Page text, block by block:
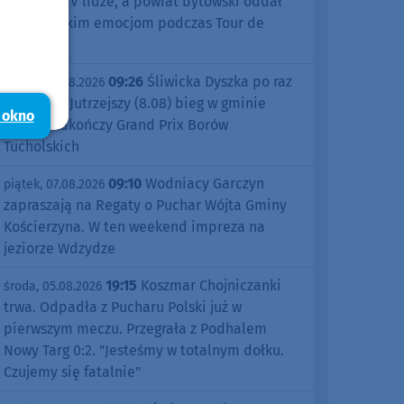
się kolarskim emocjom podczas Tour de
piątek, 07.08.2026 09:26 Śliwicka Dyszka po raz
dziesiąty. Jutrzejszy (8.08) bieg w gminie
Śliwice zakończy Grand Prix Borów
Tucholskich
piątek, 07.08.2026 09:10 Wodniacy Garczyn
zapraszają na Regaty o Puchar Wójta Gminy
Kościerzyna. W ten weekend impreza na
jeziorze Wdzydze
środa, 05.08.2026 19:15 Koszmar Chojniczanki
trwa. Odpadła z Pucharu Polski już w
pierwszym meczu. Przegrała z Podhalem
Nowy Targ 0:2. "Jesteśmy w totalnym dołku.
Czujemy się fatalnie"